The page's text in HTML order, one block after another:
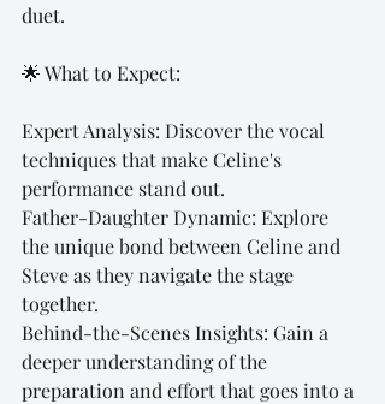
duet.
🌟 What to Expect:
Expert Analysis: Discover the vocal
techniques that make Celine's
performance stand out.
Father-Daughter Dynamic: Explore
the unique bond between Celine and
Steve as they navigate the stage
together.
Behind-the-Scenes Insights: Gain a
deeper understanding of the
preparation and effort that goes into a